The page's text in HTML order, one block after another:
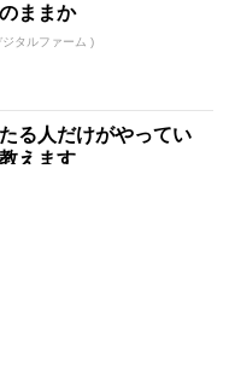
ままか
タルファーム )
る人だけがやってい
えます